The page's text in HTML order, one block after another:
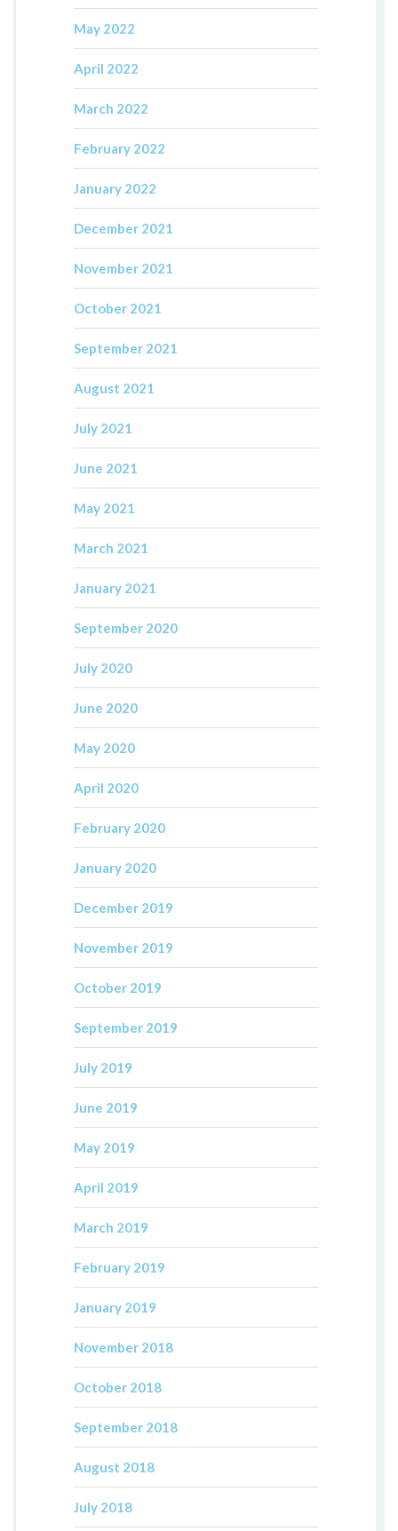
May 2022
April 2022
March 2022
February 2022
January 2022
December 2021
November 2021
October 2021
September 2021
August 2021
July 2021
June 2021
May 2021
March 2021
January 2021
September 2020
July 2020
June 2020
May 2020
April 2020
February 2020
January 2020
December 2019
November 2019
October 2019
September 2019
July 2019
June 2019
May 2019
April 2019
March 2019
February 2019
January 2019
November 2018
October 2018
September 2018
August 2018
July 2018